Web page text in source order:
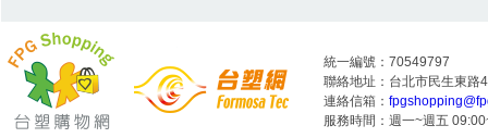
統一編號：70549797
聯絡地址：台北市民生東路
連絡信箱：
服務時間：週一~週五